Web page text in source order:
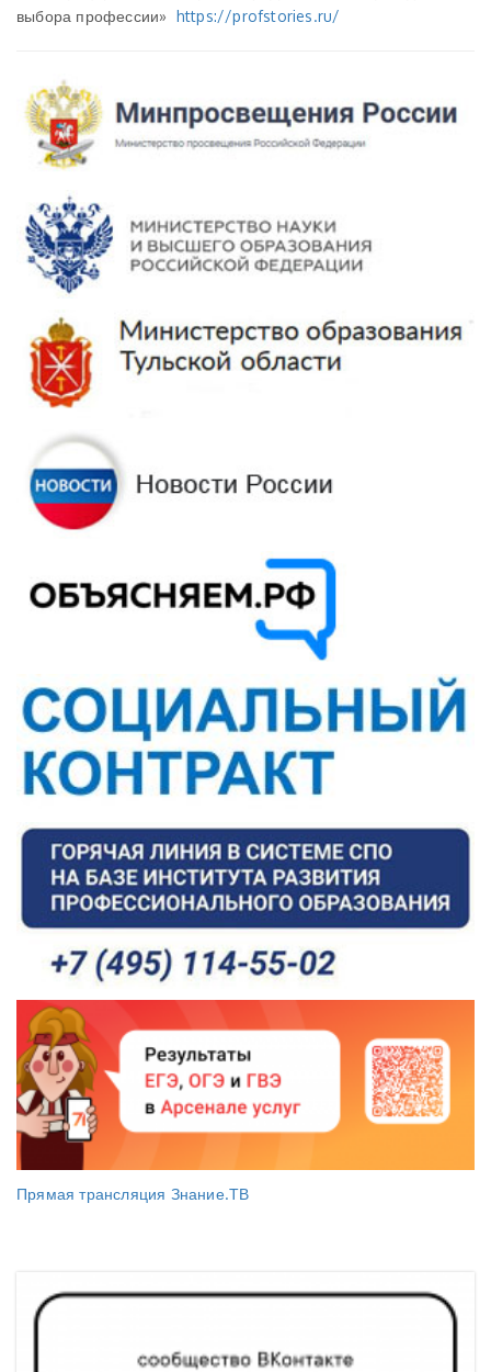
выбора профессии» https://profstories.ru/
Прямая трансляция Знание.ТВ